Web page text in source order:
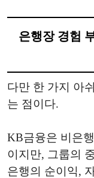
은행장 경험
다만 한 가지 아
는 점이다.
KB금융은 비은
이지만, 그룹의
은행의 순이익,